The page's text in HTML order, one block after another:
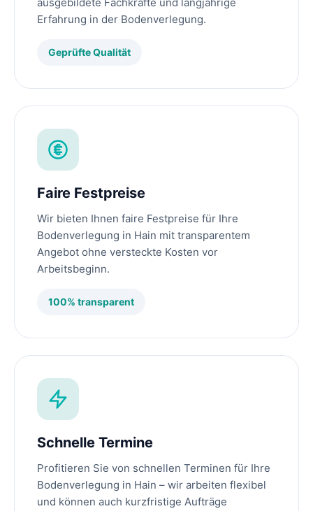
Erfahrung in der Bodenverlegung.
Geprüfte Qualität
Faire Festpreise
Wir bieten Ihnen faire Festpreise für Ihre
Bodenverlegung in Hain mit transparentem
Angebot ohne versteckte Kosten vor
Arbeitsbeginn.
100% transparent
Schnelle Termine
Profitieren Sie von schnellen Terminen für Ihre
Bodenverlegung in Hain – wir arbeiten flexibel
und können auch kurzfristige Aufträge